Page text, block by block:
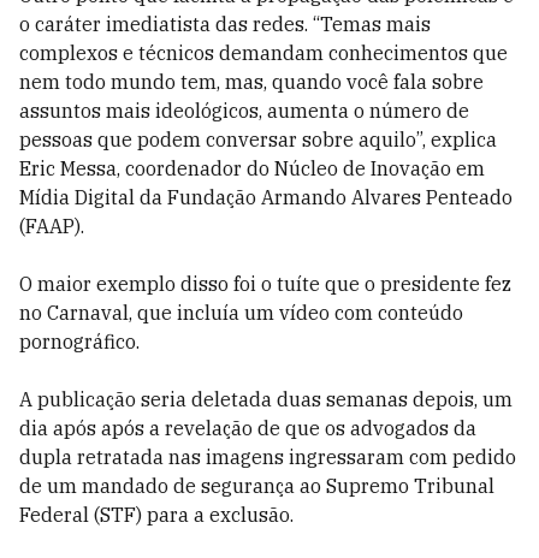
o caráter imediatista das redes. “Temas mais
complexos e técnicos demandam conhecimentos que
nem todo mundo tem, mas, quando você fala sobre
assuntos mais ideológicos, aumenta o número de
pessoas que podem conversar sobre aquilo”, explica
Eric Messa, coordenador do Núcleo de Inovação em
Mídia Digital da Fundação Armando Alvares Penteado
(FAAP).
O maior exemplo disso foi o tuíte que o presidente fez
no Carnaval, que incluía um vídeo com conteúdo
pornográfico.
A publicação seria deletada duas semanas depois, um
dia após após a revelação de que os advogados da
dupla retratada nas imagens ingressaram com pedido
de um mandado de segurança ao Supremo Tribunal
Federal (STF) para a exclusão.